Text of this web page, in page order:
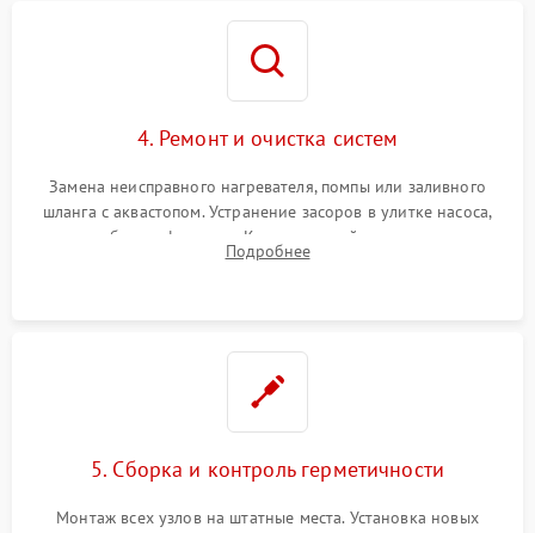
4. Ремонт и очистка систем
Замена неисправного нагревателя, помпы или заливного
шланга с аквастопом. Устранение засоров в улитке насоса,
патрубках и фильтрах. Компонентный ремонт платы
управления, восстановление поврежденной проводки.
Подробнее
5. Сборка и контроль герметичности
Монтаж всех узлов на штатные места. Установка новых